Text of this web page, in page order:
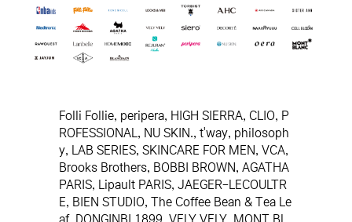
Folli Follie, peripera, HIGH SIERRA, CLIO, P
ROFESSIONAL, NU SKIN., t'way, philosoph
y, LAB SERIES, SKINCARE FOR MEN, VCA,
Brooks Brothers, BOBBI BROWN, AGATHA
PARIS, Lipault PARIS, JAEGER-LECOULTR
E, BIEN STUDIO, The Coffee Bean & Tea Le